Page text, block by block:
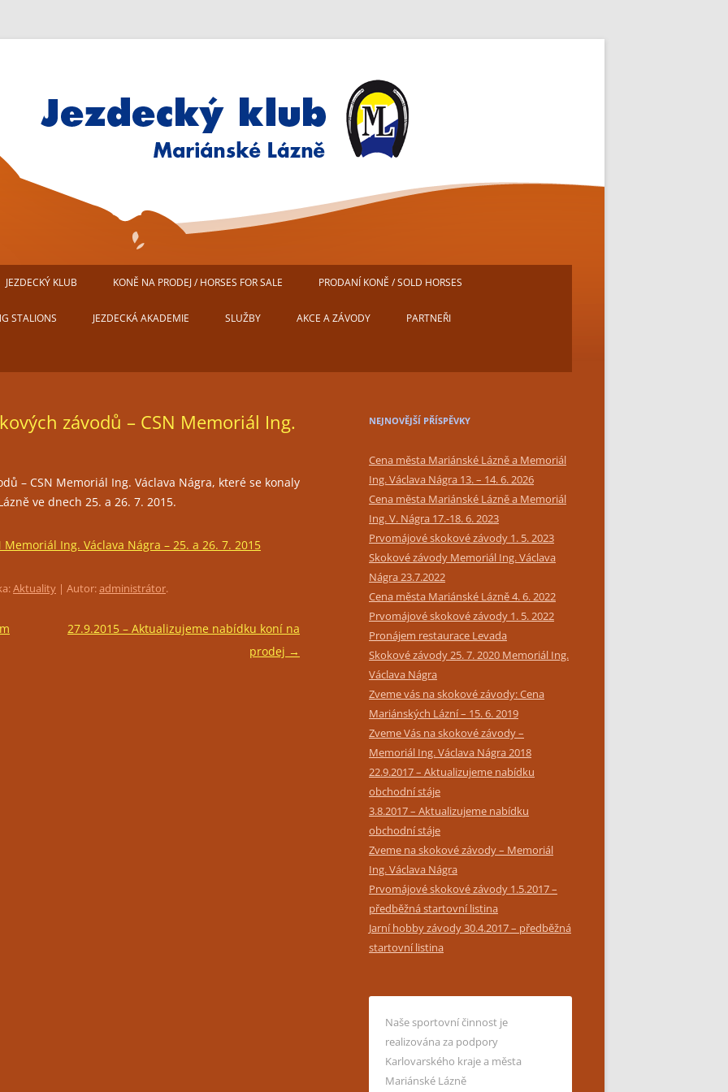
Jezdecký klub Mariánské Lázně
JEZDECKÝ KLUB
AREÁL JEZDECKÉHO KLUBU
ČLENSTVÍ
KONĚ NA PRODEJ / HORSES FOR SALE PRODANÍ KONĚ / SOLD HORSES
STALIONS JEZDECKÁ AKADEMIE SLUŽBY
TRÉNINKY
PORADENSTVÍ
POŘÁDÁNÍ KULTURNÍCH AKCÍ
AKCE A ZÁVODY PARTNEŘI
závodů – CSN Memoriál Ing.
– CSN Memoriál Ing. Václava Nágra, které se konaly
ve dnech 25. a 26. 7. 2015.
Memoriál Ing. Václava Nágra – 25. a 26. 7. 2015
Aktuality | Autor:administrátor.
27.9.2015 – Aktualizujeme nabídku koní na
prodej →
NEJNOVĚJŠÍ PŘÍSPĚVKY
Cena města Mariánské Lázně a Memoriál
Ing. Václava Nágra 13. – 14. 6. 2026
Cena města Mariánské Lázně a Memoriál
Ing. V. Nágra 17.-18. 6. 2023
Prvomájové skokové závody 1. 5. 2023
Skokové závody Memoriál Ing. Václava
Nágra 23.7.2022
Cena města Mariánské Lázně 4. 6. 2022
Prvomájové skokové závody 1. 5. 2022
Pronájem restaurace Levada
Skokové závody 25. 7. 2020 Memoriál Ing.
Václava Nágra
Zveme vás na skokové závody: Cena
Mariánských Lázní – 15. 6. 2019
Zveme Vás na skokové závody –
Memoriál Ing. Václava Nágra 2018
22.9.2017 – Aktualizujeme nabídku
obchodní stáje
3.8.2017 – Aktualizujeme nabídku
obchodní stáje
Zveme na skokové závody – Memoriál
Ing. Václava Nágra
Prvomájové skokové závody 1.5.2017 –
předběžná startovní listina
Jarní hobby závody 30.4.2017 – předběžná
startovní listina
Naše sportovní činnost je
realizována za podpory
Karlovarského kraje a města
Mariánské Lázně